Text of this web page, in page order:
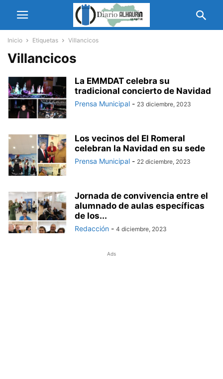
Inicio Etiquetas Villancicos
Villancicos
La EMMDAT celebra su
tradicional concierto de Navidad
Prensa Municipal - 23 diciembre, 2023
Los vecinos del El Romeral
celebran la Navidad en su sede
Prensa Municipal - 22 diciembre, 2023
Jornada de convivencia entre el
alumnado de aulas específicas
de los...
Redacción - 4 diciembre, 2023
Ads